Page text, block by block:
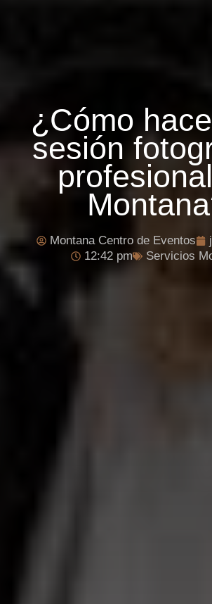
¿Cómo
sesión
Montana Centro de Eventos
12:42 pm
Servicios